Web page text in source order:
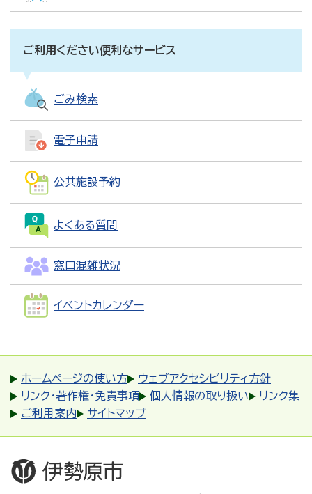
ご利用ください便利なサービス
ごみ検索
電子申請
公共施設予約
よくある質問
窓口混雑状況
イベントカレンダー
ホームページの使い方
ウェブアクセシビリティ方針
リンク・著作権・免責事項
個人情報の取り扱い
リンク集
ご利用案内
サイトマップ